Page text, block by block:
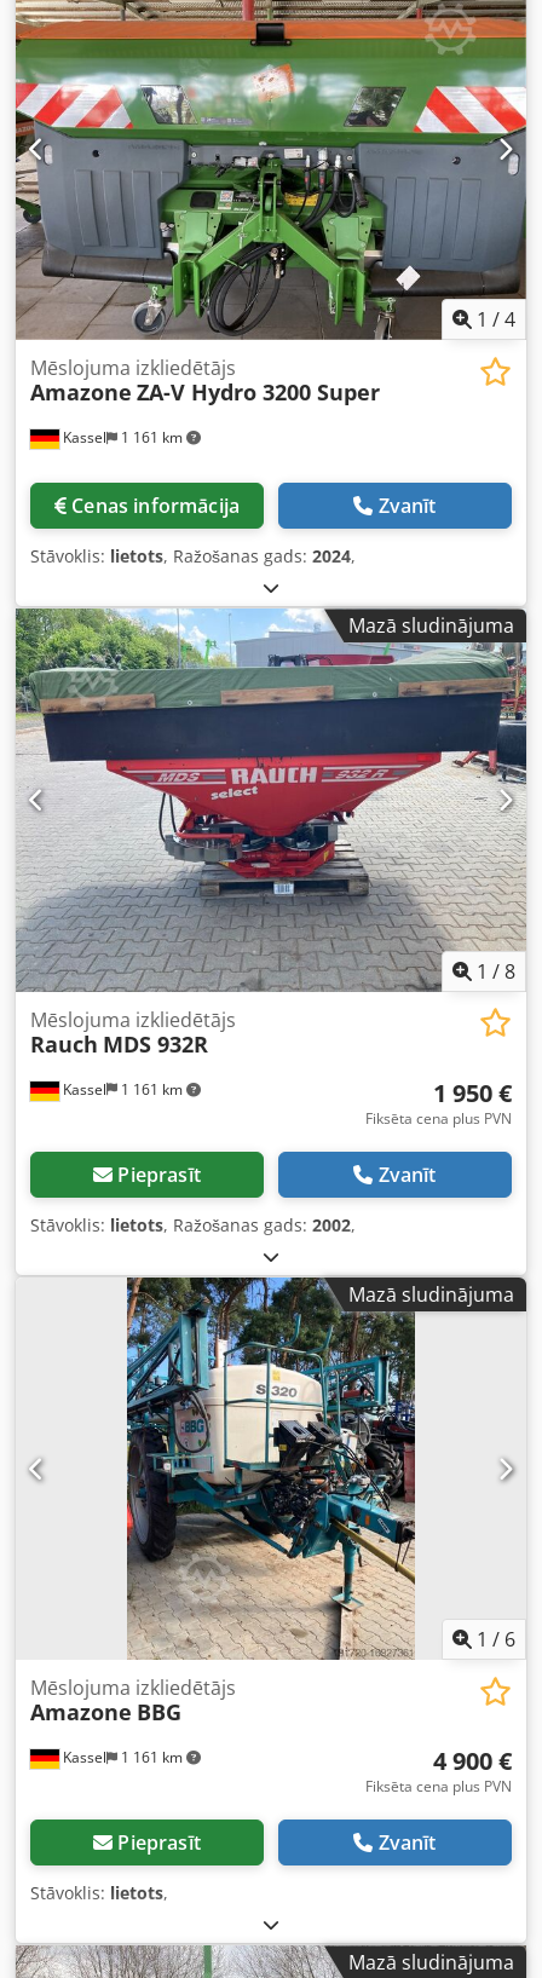
1 /4
Kassel 1 161 km
Mēslojuma izkliedētājs
Amazone ZA-V Hydro 3200 Super
Cenas informācija Zvanīt
Stāvoklis: lietots, Ražošanas gads: 2024,
Mazā sludinājuma
1 /8
Kassel 1 161 km
Mēslojuma izkliedētājs
Rauch MDS 932R
1 950 €
Fiksēta cena plus PVN
Pieprasīt Zvanīt
Stāvoklis: lietots, Ražošanas gads: 2002,
Mazā sludinājuma
1 / 6
Kassel 1 161 km
Mēslojuma izkliedētājs
Amazone BBG
4 900 €
Fiksēta cena plus PVN
Pieprasīt Zvanīt
Stāvoklis: lietots,
Mazā sludinājuma